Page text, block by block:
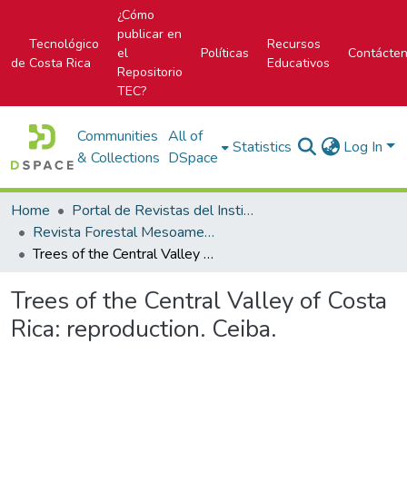
Tecnológico
de Costa Rica
¿Cómo
publicar en
el
Repositorio
TEC?
Políticas
Recursos
Educativos
Communities
& Collections
All of
DSpace
Statistics Log In
Home
Portal de Revistas del Instituto Tecnológico de Costa Rica
Revista Forestal Mesoamericana Kurú
Trees of the Central Valley of Costa Rica: reproduction. Ceiba.
Trees of the Central Valley of Costa
Rica: reproduction. Ceiba.